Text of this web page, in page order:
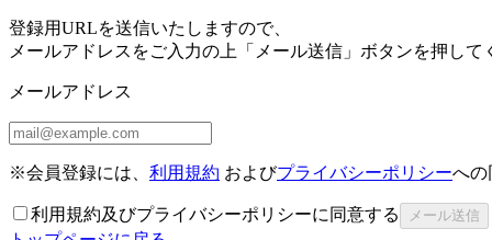
登録用URLを送信いたしますので、
メールアドレスをご入力の上「メール送信」ボタンを押して
メールアドレス
※会員登録には、 利用規約 およびプライバシーポリシーへの
利用規約及びプライバシーポリシーに同意する